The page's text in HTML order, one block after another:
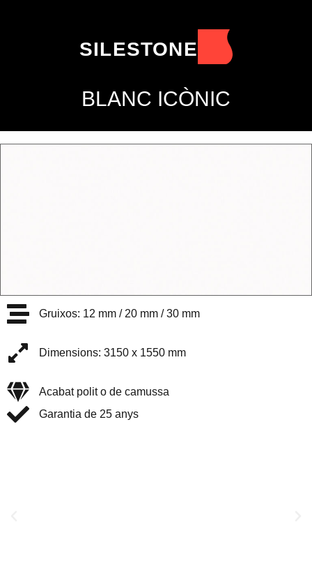
SILESTONE
BLANC ICÒNIC
Gruixos: 12 mm / 20 mm / 30 mm
Dimensions: 3150 x 1550 mm
Acabat polit o de camussa
Garantia de 25 anys